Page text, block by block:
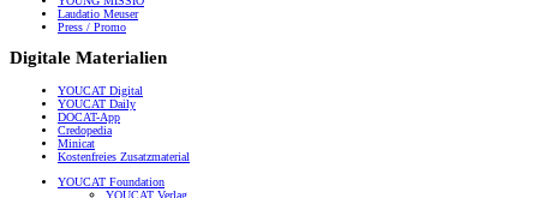
Laudatio Meuser
Press / Promo
Digitale Materialien
YOUCAT Digital
YOUCAT Daily
DOCAT-App
Credopedia
Minicat
Kostenfreies Zusatzmaterial
YOUCAT Foundation
YOUCAT Verlag